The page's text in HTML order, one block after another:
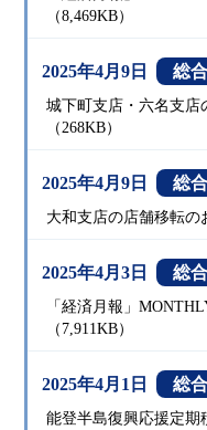
（8,469KB）
2025年4月9日 総合
城下町支店・六名支店
（268KB）
2025年4月9日 総合
大和支店の店舗移転の
2025年4月3日 総合
「経済月報」
（7,911KB）
2025年4月1日 総合
能登半島復興応援定期